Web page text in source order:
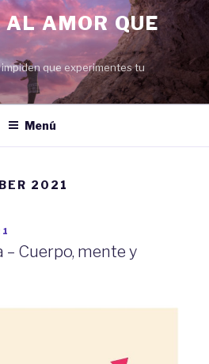
AL AMOR QUE
que experimentes tu
Menú
2021
Cuerpo, mente y